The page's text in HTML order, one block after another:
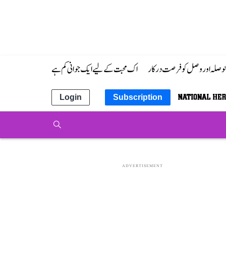
حوصلہ اور وصل کو فرصت درکار اک محبت کے لیے ایک جوانی کم ہے
Subscription
Login
ADVERTISEMENT